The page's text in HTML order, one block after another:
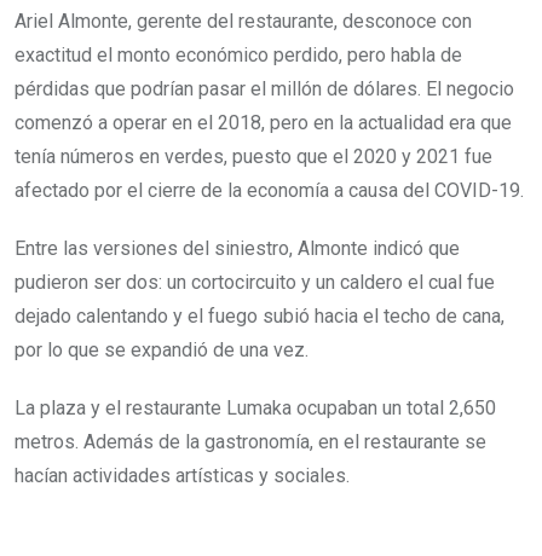
Ariel Almonte, gerente del restaurante, desconoce con
exactitud el monto económico perdido, pero habla de
pérdidas que podrían pasar el millón de dólares. El negocio
comenzó a operar en el 2018, pero en la actualidad era que
tenía números en verdes, puesto que el 2020 y 2021 fue
afectado por el cierre de la economía a causa del COVID-19.
Entre las versiones del siniestro, Almonte indicó que
pudieron ser dos: un cortocircuito y un caldero el cual fue
dejado calentando y el fuego subió hacia el techo de cana,
por lo que se expandió de una vez.
La plaza y el restaurante Lumaka ocupaban un total 2,650
metros. Además de la gastronomía, en el restaurante se
hacían actividades artísticas y sociales.